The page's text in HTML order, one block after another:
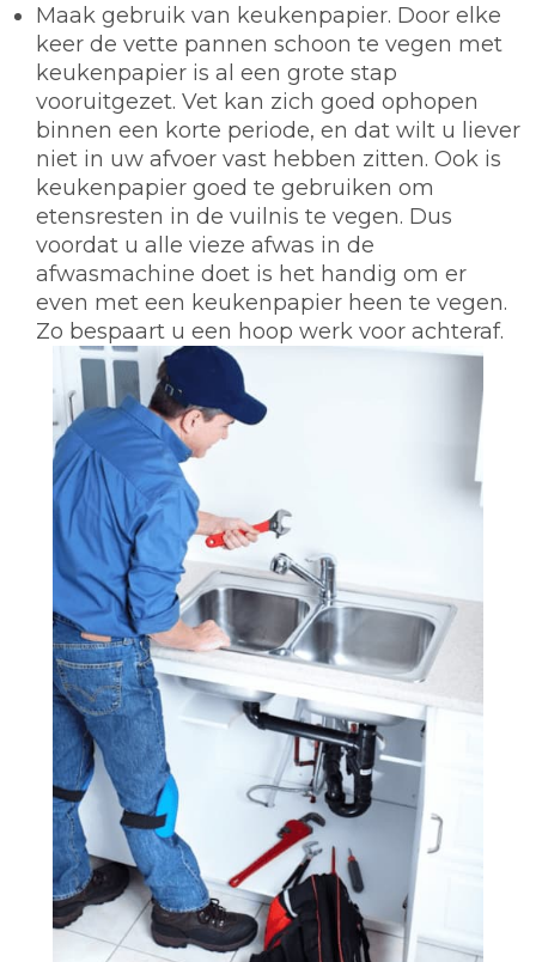
Maak gebruik van keukenpapier. Door elke
keer de vette pannen schoon te vegen met
keukenpapier is al een grote stap
vooruitgezet. Vet kan zich goed ophopen
binnen een korte periode, en dat wilt u liever
niet in uw afvoer vast hebben zitten. Ook is
keukenpapier goed te gebruiken om
etensresten in de vuilnis te vegen. Dus
voordat u alle vieze afwas in de
afwasmachine doet is het handig om er
even met een keukenpapier heen te vegen.
Zo bespaart u een hoop werk voor achteraf.